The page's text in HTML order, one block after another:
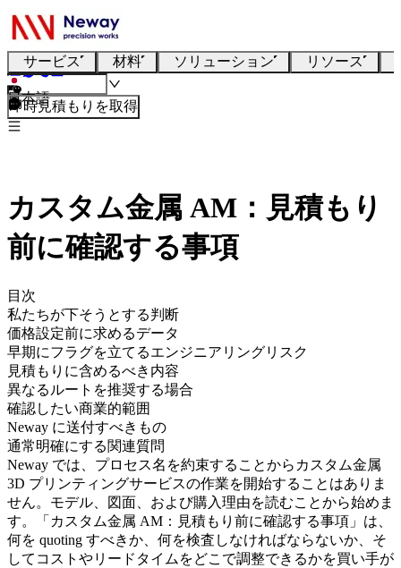
サービス 材料 ソリューション リソース
日本語
即時見積もりを取得
カスタム金属 AM：見積もり
前に確認する事項
目次
私たちが下そうとする判断
価格設定前に求めるデータ
早期にフラグを立てるエンジニアリングリスク
見積もりに含めるべき内容
異なるルートを推奨する場合
確認したい商業的範囲
Neway に送付すべきもの
通常明確にする関連質問
Neway では、プロセス名を約束することから カスタム金属
3D プリンティングサービスの作業を開始することはありま
せん。モデル、図面、および購入理由を読むことから始めま
す。「カスタム金属 AM：見積もり前に確認する事項」は、
何を quoting すべきか、何を検査しなければならないか、そ
してコストやリードタイムをどこで調整できるかを買い手が